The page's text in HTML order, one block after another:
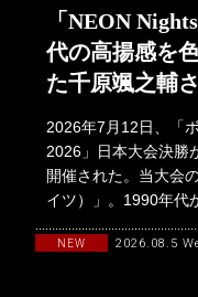
「NEON
代の高揚感を
た千原颯之輔
2026年7月12日、「
2026」日本大会決勝
開催された。当大会
イツ）」。1990年代
NEW 2026.08.5